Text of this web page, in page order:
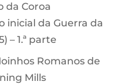
da Coroa
inicial da Guerra da
– 1.ª parte
Romanos de
Mills